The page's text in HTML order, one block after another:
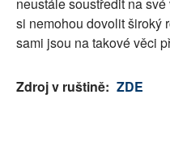
neustále soustředit na
si nemohou dovolit široký
sami jsou na takové věci
Zdroj v ruštině: ZDE